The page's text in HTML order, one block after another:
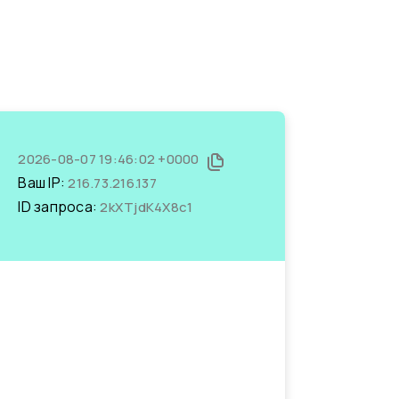
2026-08-07 19:46:02 +0000
Ваш IP:216.73.216.137
ID запроса:2kXTjdK4X8c1